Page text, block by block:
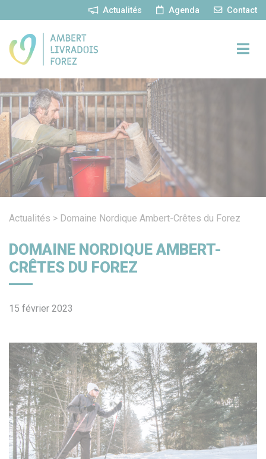
Actualités Agenda Contact
Actualités > Domaine Nordique Ambert-Crêtes du Forez
DOMAINE NORDIQUE AMBERT-
CRÊTES DU FOREZ
15 février 2023
Panneau de gestion des cookies